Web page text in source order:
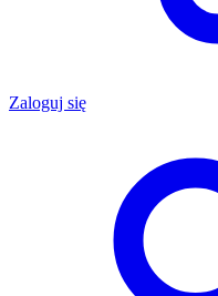
Zaloguj się